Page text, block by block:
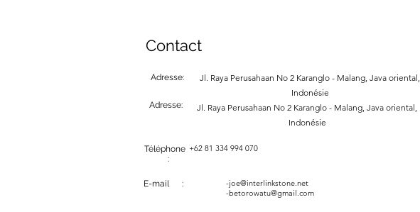
Contact
Adresse:
Jl. Raya Perusahaan No 2 Karanglo - Malang, Java oriental,
Indonésie
Adresse:
Jl. Raya Perusahaan No 2 Karanglo - Malang, Java oriental,
Indonésie
Téléphone
:
+62 81 334 994 070
E-mail : -joe@interlinkstone.net
-betorowatu@gmail.com